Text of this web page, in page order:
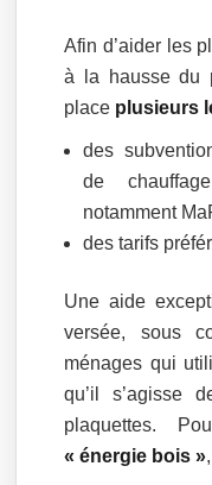
Afin d’aider les
à la hausse du
place plusieurs
des
de
notamment
des tarifs
Une aide
versée, sous
ménages qui
qu’il s’agisse
plaquettes.
« énergie bois »